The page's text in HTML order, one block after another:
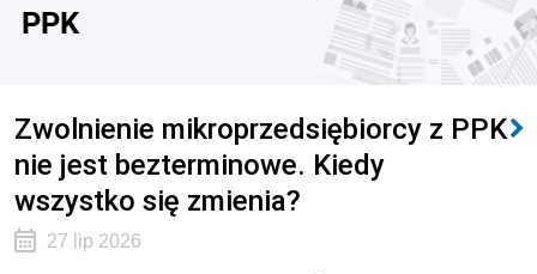
PPK
Zwolnienie mikroprzedsiębiorcy z PPK
nie jest bezterminowe. Kiedy
wszystko się zmienia?
27 lip 2026